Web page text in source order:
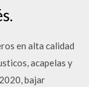
en alta calidad
acapelas y
bajar